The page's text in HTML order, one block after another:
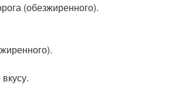
(обезжиренного).